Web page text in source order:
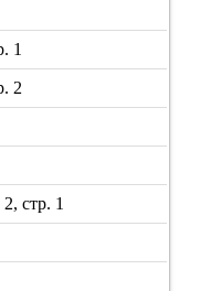
1
2
стр. 1